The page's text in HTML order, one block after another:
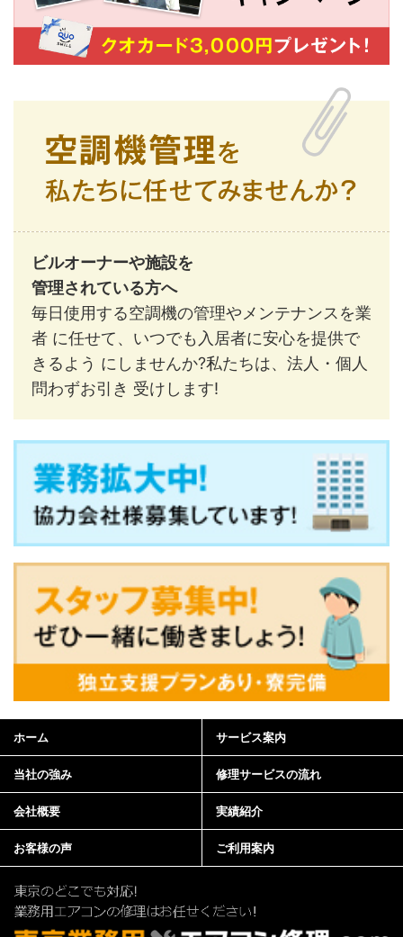
ビルオーナーや施設を
管理されている方へ
毎日使用する空調機の管理やメンテナンスを業
者 に任せて、いつでも入居者に安心を提供で
きるよう にしませんか?私たちは、法人・個人
問わずお引き 受けします!
ホーム サービス案内
当社の強み 修理サービスの流れ
会社概要 実績紹介
お客様の声 ご利用案内